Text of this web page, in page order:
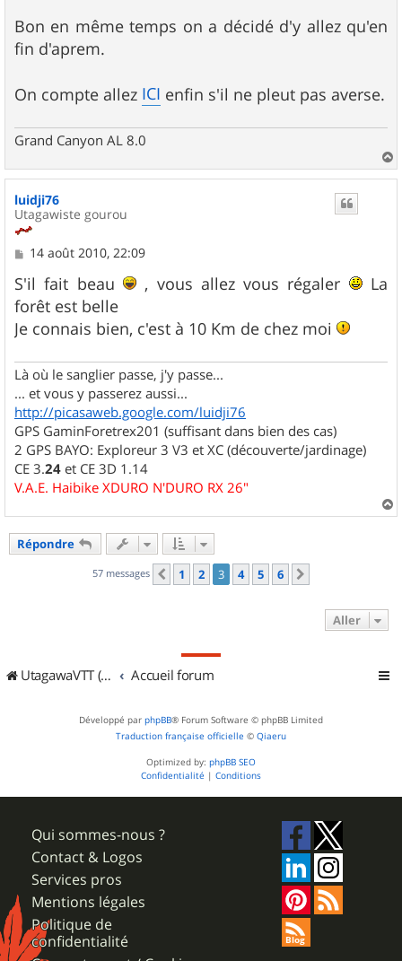
Bon en même temps on a décidé d'y allez qu'en
fin d'aprem.
On compte allez ICI enfin s'il ne pleut pas averse.
Grand Canyon AL 8.0
a
luidji76
Utagawiste gourou
M
s
s
a
g
e
14 août 2010, 22:09
S'il fait beau , vous allez vous régaler
La
forêt est belle
Je connais bien, c'est à 10 Km de chez moi
Là où le sanglier passe, j'y passe...
... et vous y passerez aussi...
http://picasaweb.google.com/luidji76
GPS GaminForetrex201 (suffisant dans bien des cas)
2 GPS BAYO: Exploreur 3 V3 et XC (découverte/jardinage)
CE 3.24 et CE 3D 1.14
V.A.E. Haibike XDURO N'DURO RX 26"
a
Répondre
57 messages Précédent
1 2 3 4 5 6
Aller
UtagawaVTT (Randos VTT et VTTAE avec traces GPS) Accueil forum
Développé par phpBB® Forum Software © phpBB Limited
Traduction française officielle © Qiaeru
Optimized by: phpBB SEO
Confidentialité | Conditions
Qui sommes-nous ?
Contact & Logos
Services pros
Mentions légales
Politique de
confidentialité